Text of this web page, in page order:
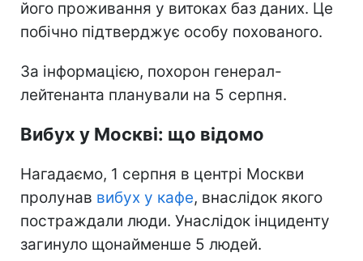
його проживання у витоках баз даних. Це
побічно підтверджує особу похованого.
За інформацією, похорон генерал-
лейтенанта планували на 5 серпня.
Вибух у Москві: що відомо
Нагадаємо, 1 серпня в центрі Москви
пролунав вибух у кафе, внаслідок якого
постраждали люди. Унаслідок інциденту
загинуло щонайменше 5 людей.